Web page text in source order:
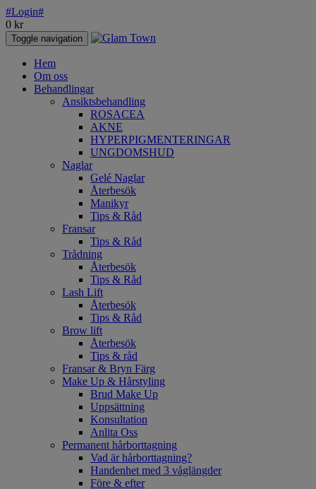
#Login#
0 kr
Toggle navigation
Hem
Om oss
Behandlingar
Ansiktsbehandling
ROSACEA
AKNE
HYPERPIGMENTERINGAR
UNGDOMSHUD
Naglar
Gelé Naglar
Återbesök
Manikyr
Tips & Råd
Fransar
Tips & Råd
Trådning
Återbesök
Tips & Råd
Lash Lift
Återbesök
Tips & Råd
Brow lift
Återbesök
Tips & råd
Fransar & Bryn Färg
Make Up & Hårstyling
Brud Make Up
Uppsättning
Konsultation
Anlita Oss
Permanent hårborttagning
Vad är hårborttagning?
Handenhet med 3 våglängder
Före & efter